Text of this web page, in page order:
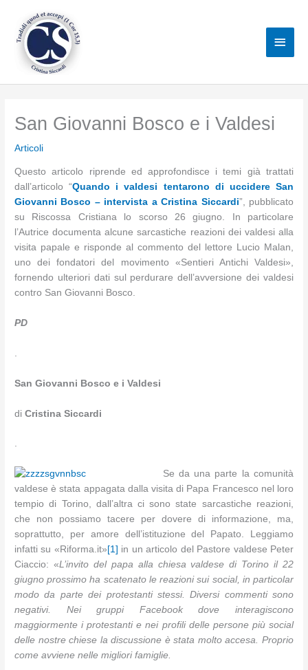
contenuto
San Giovanni Bosco e i Valdesi
Articoli
Questo articolo riprende ed approfondisce i temi già trattati
dall’articolo “Quando i valdesi tentarono di uccidere San
Giovanni Bosco – intervista a Cristina Siccardi”, pubblicato
su Riscossa Cristiana lo scorso 26 giugno. In particolare
l’Autrice documenta alcune sarcastiche reazioni dei valdesi alla
visita papale e risponde al commento del lettore Lucio Malan,
uno dei fondatori del movimento «Sentieri Antichi Valdesi»,
fornendo ulteriori dati sul perdurare dell’avversione dei valdesi
contro San Giovanni Bosco.
PD
San Giovanni Bosco e i Valdesi
diCristina Siccardi
.
Se da una parte la comunità
valdese è stata appagata dalla visita di Papa Francesco nel loro
tempio di Torino, dall’altra ci sono state sarcastiche reazioni,
che non possiamo tacere per dovere di informazione, ma,
soprattutto, per amore dell’istituzione del Papato. Leggiamo
infatti su «Riforma.it» [1] in un articolo del Pastore valdese Peter
Ciaccio: «L’invito del papa alla chiesa valdese di Torino il 22
giugno prossimo ha scatenato le reazioni sui social, in particolar
modo da parte dei protestanti stessi. Diversi commenti sono
negativi. Nei gruppi Facebook dove interagiscono
maggiormente i protestanti e nei profili delle persone più social
delle nostre chiese la discussione è stata molto accesa. Proprio
come avviene nelle migliori famiglie.